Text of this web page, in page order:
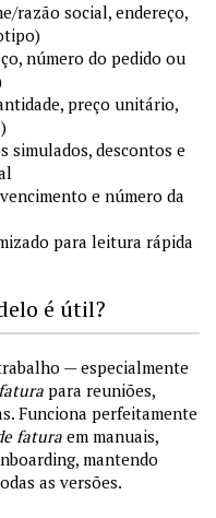
razão social, endereço,
número do pedido ou
preço unitário,
simulados, descontos e
e número da
para leitura rápida
é útil?
— especialmente
para reuniões,
Funciona perfeitamente
faturaem manuais,
mantendo
as versões.